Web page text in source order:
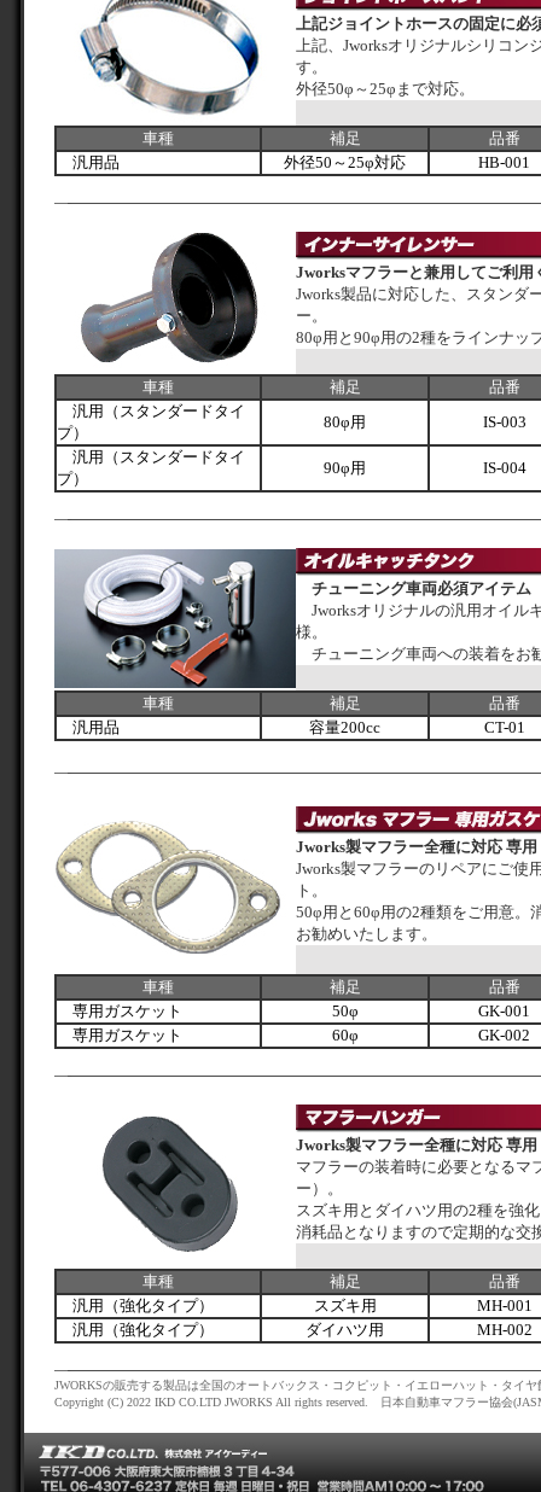
上記ジョイントホースの固定に必
上記、Jworksオリジナルシリコン
す。
外径50φ～25φまで対応。
車種 補足
品番
汎用品
外径50～25φ対応 HB-001
Jworksマフラーと兼用してご利用
Jworks製品に対応した、スタンダ
ー。
80φ用と90φ用の2種をラインナッ
車種 補足
品番
汎用（スタンダードタイ
プ）
80φ用
IS-003
汎用（スタンダードタイ
プ）
90φ用 IS-004
チューニング車両必須アイテム
Jworksオリジナルの汎用オイル
様。
チューニング車両への装着をお
車種 補足
品番
汎用品
容量200cc CT-01
Jworks製マフラー全種に対応 専
Jworks製マフラーのリペアにご使
ト。
50φ用と60φ用の2種類をご用意。
お勧めいたします。
車種 補足
品番
専用ガスケット
50φ
GK-001
専用ガスケット
60φ GK-002
Jworks製マフラー全種に対応 専
マフラーの装着時に必要となるマ
ー）。
スズキ用とダイハツ用の2種を強
消耗品となりますので定期的な交
車種 補足
品番
汎用（強化タイプ）
スズキ用
MH-001
汎用（強化タイプ）
ダイハツ用 MH-002
JWORKSの販売する製品は全国のオートバックス・コクピット・イエローハット・タイ
Copyright (C) 2022 IKD CO.LTD JWORKS All rights reserved. 日本自動車マフラー協会